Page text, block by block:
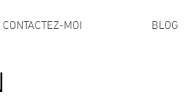
CONTACTEZ-MOI BLOG